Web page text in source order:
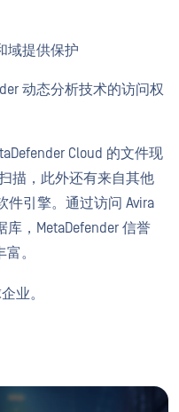
域提供保护
动态分析技术的访问权
Cloud 的文件现
描，此外还有来自其他
件引擎。通过访问 Avira
库，MetaDefender 信誉
。
业。